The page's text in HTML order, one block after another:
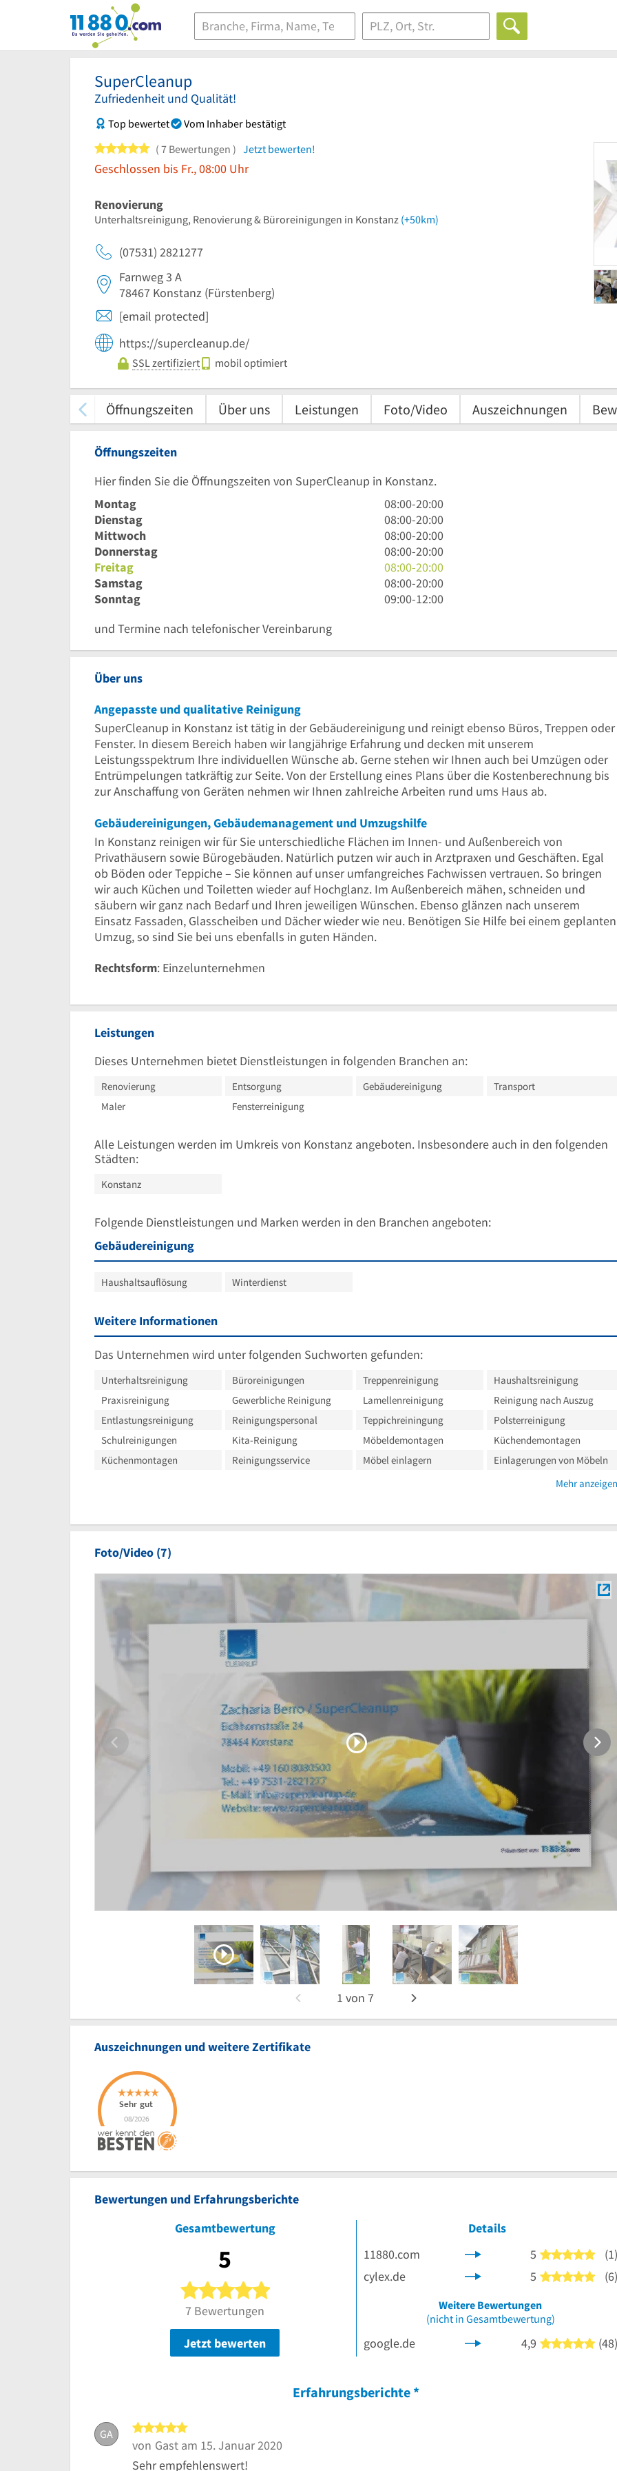
11880.com
SuperCleanup
Zufriedenheit und Qualität!
Top bewertet Vom Inhaber bestätigt
5 von 5 Sternen
7 Bewertungen Jetzt bewerten!
Geschlossen bis Fr., 08:00 Uhr
Renovierung
Unterhaltsreinigung, Renovierung & Büroreinigungen in Konstanz (+50km)
(07531) 2821277
Farnweg 3 A
78467 Konstanz (Fürstenberg)
[email protected]
https://supercleanup.de/
SSL zertifiziert mobil optimiert
Öffnungszeiten Über uns Leistungen Foto/Video Auszeichnungen
Öffnungszeiten
Hier finden Sie die Öffnungszeiten von SuperCleanup in Konstanz.
Montag
8
Uhr
bis
20
Uhr
08:00-20:00
Dienstag
8
Uhr
bis
20
Uhr
08:00-20:00
Mittwoch
8
Uhr
bis
20
Uhr
08:00-20:00
Donnerstag
8
Uhr
bis
20
08:00-20:00
Freitag
8
Uhr
bis
08:00-20:00
Samstag
8
Uhr
08:00-20:00
Sonntag
9
09:00-12:00
und Termine nach telefonischer Vereinbarung
Über uns
Angepasste und qualitative Reinigung
SuperCleanup in Konstanz ist tätig in der Gebäudereinigung und reinigt ebenso Büros, Treppen oder
Fenster. In diesem Bereich haben wir langjährige Erfahrung und decken mit unserem
Leistungsspektrum Ihre individuellen Wünsche ab. Gerne stehen wir Ihnen auch bei Umzügen oder
Entrümpelungen tatkräftig zur Seite. Von der Erstellung eines Plans über die Kostenberechnung bis
zur Anschaffung von Geräten nehmen wir Ihnen zahlreiche Arbeiten rund ums Haus ab.
Gebäudereinigungen, Gebäudemanagement und Umzugshilfe
In Konstanz reinigen wir für Sie unterschiedliche Flächen im Innen- und Außenbereich von
Privathäusern sowie Bürogebäuden. Natürlich putzen wir auch in Arztpraxen und Geschäften. Egal
ob Böden oder Teppiche – Sie können auf unser umfangreiches Fachwissen vertrauen. So bringen
wir auch Küchen und Toiletten wieder auf Hochglanz. Im Außenbereich mähen, schneiden und
säubern wir ganz nach Bedarf und Ihren jeweiligen Wünschen. Ebenso glänzen nach unserem
Einsatz Fassaden, Glasscheiben und Dächer wieder wie neu. Benötigen Sie Hilfe bei einem geplanten
Umzug, so sind Sie bei uns ebenfalls in guten Händen.
Rechtsform: Einzelunternehmen
Leistungen
Dieses Unternehmen bietet Dienstleistungen in folgenden Branchen an:
Renovierung Entsorgung Gebäudereinigung
Transport
Maler
Fensterreinigung
Alle Leistungen werden im Umkreis von Konstanz angeboten. Insbesondere auch in den folgenden
Städten:
Konstanz
Folgende Dienstleistungen und Marken werden in den Branchen angeboten:
Gebäudereinigung
Haushaltsauflösung Winterdienst
Weitere Informationen
Das Unternehmen wird unter folgenden Suchworten gefunden:
Unterhaltsreinigung Büroreinigungen Treppenreinigung
Haushaltsreinigung
Praxisreinigung
Gewerbliche Reinigung Lamellenreinigung
Reinigung nach Auszug
Entlastungsreinigung
Reinigungspersonal Teppichreiningung
Polsterreinigung
Schulreinigungen
Kita-Reinigung Möbeldemontagen
Küchendemontagen
Küchenmontagen
Reinigungsservice Möbel einlagern
Einlagerungen von Möbeln
Mehr anzeigen
Foto/Video (7)
1 von 7
Auszeichnungen und weitere Zertifikate
Bewertungen und Erfahrungsberichte
Gesamtbewertung
5
5 von 5 Sternen
7 Bewertungen
Jetzt bewerten
Details
11880.com
5 5 (1)
cylex.de
5 5 (6)
Weitere Bewertungen
(nicht in Gesamtbewertung)
google.de 4,9 5(48)
Erfahrungsberichte *
GA
von Gast am 15. Januar 2020
Sehr empfehlenswert!